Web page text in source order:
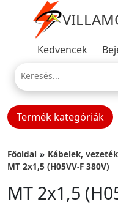
Kedvencek
Termék kategóriák
Főoldal Kábelek,
MT 2x1,5 (H05VV-F 380V)
MT 2x1,5